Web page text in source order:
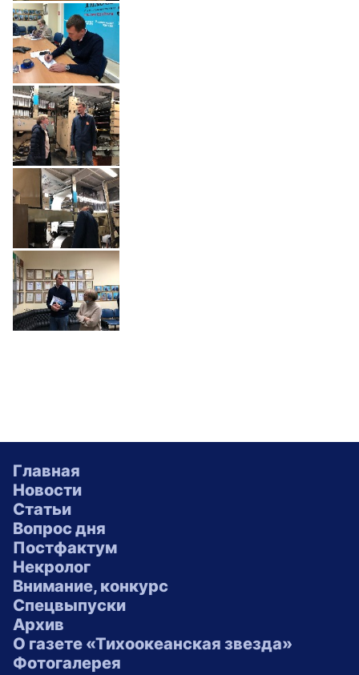
Главная
Новости
Статьи
Вопрос дня
Постфактум
Некролог
Внимание, конкурс
Спецвыпуски
Архив
О газете «Тихоокеанская звезда»
Фотогалерея